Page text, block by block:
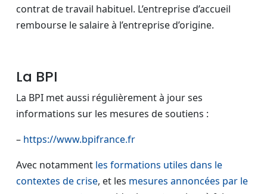
contrat de travail habituel. L’entreprise d’accueil
rembourse le salaire à l’entreprise d’origine.
La BPI
La BPI met aussi régulièrement à jour ses
informations sur les mesures de soutiens :
– https://www.bpifrance.fr
Avec notamment les formations utiles dans le
contextes de crise, et les mesures annoncées par le